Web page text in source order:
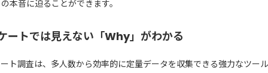
本音に迫ることができます。
ートでは見えない「Why」がわかる
ト調査は、多人数から効率的に定量データを収集できる強力なツー